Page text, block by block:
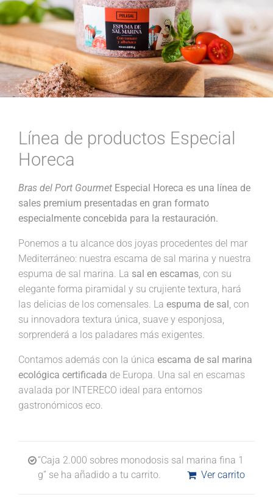
Línea de productos Especial
Horeca
Bras del Port Gourmet Especial Horeca es una línea de
sales premium presentadas en gran formato
especialmente concebida para la restauración.
Ponemos a tu alcance dos joyas procedentes del mar
Mediterráneo: nuestra escama de sal marina y nuestra
espuma de sal marina. La sal en escamas, con su
elegante forma piramidal y su crujiente textura, hará
las delicias de los comensales. La espuma de sal, con
su innovadora textura única, suave y esponjosa,
sorprenderá a los paladares más exigentes.
Contamos además con la única escama de sal marina
ecológica certificada de Europa. Una sal en escamas
avalada por INTERECO ideal para entornos
gastronómicos eco.
“Caja 2.000 sobres monodosis sal marina fina 1
g” se ha añadido a tu carrito.
Ver carrito